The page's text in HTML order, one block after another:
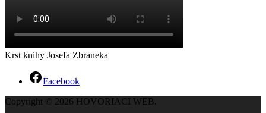
Krst knihy Josefa Zbraneka
Facebook
Copyright © 2026 HOVORIACI WEB.